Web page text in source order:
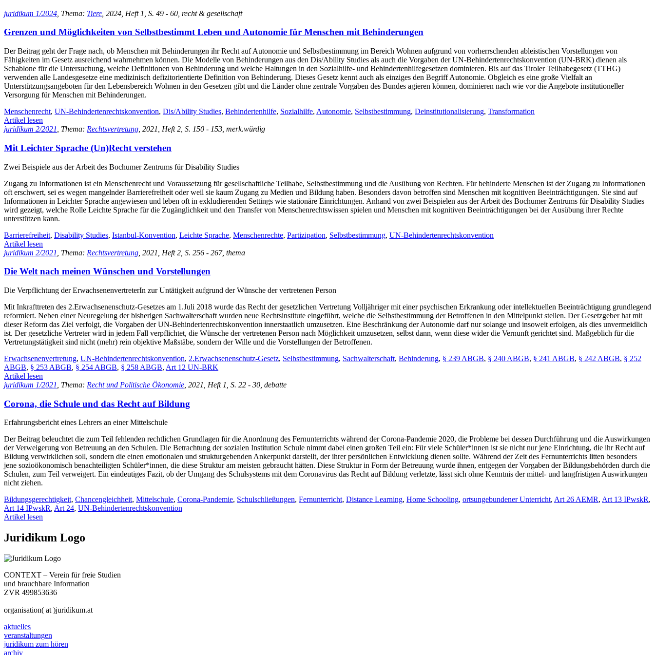
juridikum 1/2024 , Thema: Tiere , 2024, Heft 1, S. 49 - 60, recht & gesellschaft
Grenzen und Möglichkeiten von Selbstbestimmt Leben und Autonomie für Menschen mit Behinderungen
Der Beitrag geht der Frage nach, ob Menschen mit Behinderungen ihr Recht auf Autonomie und Selbstbestimmung im Bereich Wohnen aufgrund von vorherrschenden ableistischen Vorstellungen von
Fähigkeiten im Gesetz ausreichend wahrnehmen können. Die Modelle von Behinderungen aus den Dis/Ability Studies als auch die Vorgaben der UN-Behindertenrechtskonvention (UN-BRK) dienen als
Schablone für die Untersuchung, welche Definitionen von Behinderung und welche Haltungen in den Sozialhilfe- und Behindertenhilfegesetzen dominieren. Bis auf das Tiroler Teilhabegesetz (TTHG)
verwenden alle Landesgesetze eine medizinisch defizitorientierte Definition von Behinderung. Dieses Gesetz kennt auch als einziges den Begriff Autonomie. Obgleich es eine große Vielfalt an
Unterstützungsangeboten für den Lebensbereich Wohnen in den Gesetzen gibt und die Länder ohne zentrale Vorgaben des Bundes agieren können, dominieren nach wie vor die Angebote institutioneller
Versorgung für Menschen mit Behinderungen.
Menschenrecht, UN-Behindertenrechtskonvention, Dis/Ability Studies, Behindertenhilfe, Sozialhilfe, Autonomie, Selbstbestimmung, Deinstitutionalisierung, Transformation
Artikel lesen
juridikum 2/2021
, Thema: Rechtsvertretung , 2021, Heft 2, S. 150 - 153, merk.würdig
Mit Leichter Sprache (Un)Recht verstehen
Zwei Beispiele aus der Arbeit des Bochumer Zentrums für Disability Studies
Zugang zu Informationen ist ein Menschenrecht und Voraussetzung für gesellschaftliche Teilhabe, Selbstbestimmung und die Ausübung von Rechten. Für behinderte Menschen ist der Zugang zu Informationen
oft erschwert, sei es wegen mangelnder Barrierefreiheit oder weil sie kaum Zugang zu Medien und Bildung haben. Besonders davon betroffen sind Menschen mit kognitiven Beeinträchtigungen. Sie sind auf
Informationen in Leichter Sprache angewiesen und leben oft in exkludierenden Settings wie stationäre Einrichtungen. Anhand von zwei Beispielen aus der Arbeit des Bochumer Zentrums für Disability Studies
wird gezeigt, welche Rolle Leichte Sprache für die Zugänglichkeit und den Transfer von Menschenrechtswissen spielen und Menschen mit kognitiven Beeinträchtigungen bei der Ausübung ihrer Rechte
unterstützen kann.
Barrierefreiheit, Disability Studies, Istanbul-Konvention, Leichte Sprache, Menschenrechte, Partizipation, Selbstbestimmung, UN-Behindertenrechtskonvention
Artikel lesen
juridikum 2/2021
, Thema: Rechtsvertretung , 2021, Heft 2, S. 256 - 267, thema
Die Welt nach meinen Wünschen und Vorstellungen
Die Verpflichtung der ErwachsenenvertreterIn zur Untätigkeit aufgrund der Wünsche der vertretenen Person
Mit Inkrafttreten des 2.Erwachsenenschutz-Gesetzes am 1.Juli 2018 wurde das Recht der gesetzlichen Vertretung Volljähriger mit einer psychischen Erkrankung oder intellektuellen Beeinträchtigung grundlegend
reformiert. Neben einer Neuregelung der bisherigen Sachwalterschaft wurden neue Rechtsinstitute eingeführt, welche die Selbstbestimmung der Betroffenen in den Mittelpunkt stellen. Der Gesetzgeber hat mit
dieser Reform das Ziel verfolgt, die Vorgaben der UN-Behindertenrechtskonvention innerstaatlich umzusetzen. Eine Beschränkung der Autonomie darf nur solange und insoweit erfolgen, als dies unvermeidlich
ist. Der gesetzliche Vertreter wird in jedem Fall verpflichtet, die Wünsche der vertretenen Person nach Möglichkeit umzusetzen, selbst dann, wenn diese wider die Vernunft gerichtet sind. Maßgeblich für die
Vertretungstätigkeit sind nicht (mehr) rein objektive Maßstäbe, sondern der Wille und die Vorstellungen der Betroffenen.
Erwachsenenvertretung, UN-Behindertenrechtskonvention, 2.Erwachsenenschutz-Gesetz, Selbstbestimmung, Sachwalterschaft, Behinderung, § 239 ABGB, § 240 ABGB, § 241 ABGB, § 242 ABGB, § 252
ABGB, § 253 ABGB, § 254 ABGB, § 258 ABGB, Art 12 UN-BRK
Artikel lesen
juridikum 1/2021
, Thema: Recht und Politische Ökonomie , 2021, Heft 1, S. 22 - 30, debatte
Corona, die Schule und das Recht auf Bildung
Erfahrungsbericht eines Lehrers an einer Mittelschule
Der Beitrag beleuchtet die zum Teil fehlenden rechtlichen Grundlagen für die Anordnung des Fernunterrichts während der Corona-Pandemie 2020, die Probleme bei dessen Durchführung und die Auswirkungen
der Verweigerung von Betreuung an den Schulen. Die Betrachtung der sozialen Institution Schule nimmt dabei einen großen Teil ein: Für viele Schüler*innen ist sie nicht nur jene Einrichtung, die ihr Recht auf
Bildung verwirklichen soll, sondern die einen emotionalen und strukturgebenden Ankerpunkt darstellt, der ihrer persönlichen Entwicklung dienen sollte. Während der Zeit des Fernunterrichts litten besonders
jene sozioökonomisch benachteiligten Schüler*innen, die diese Struktur am meisten gebraucht hätten. Diese Struktur in Form der Betreuung wurde ihnen, entgegen der Vorgaben der Bildungsbehörden durch die
Schulen, zum Teil verweigert. Ein eindeutiges Fazit, ob der Umgang des Schulsystems mit dem Coronavirus das Recht auf Bildung verletzte, lässt sich ohne Kenntnis der mittel- und langfristigen Auswirkungen
nicht ziehen.
Bildungsgerechtigkeit, Chancengleichheit, Mittelschule, Corona-Pandemie, Schulschließungen, Fernunterricht, Distance Learning, Home Schooling, ortsungebundener Unterricht, Art 26 AEMR, Art 13 IPwskR,
Art 14 IPwskR, Art 24, UN-Behindertenrechtskonvention
Artikel lesen
Juridikum Logo
CONTEXT – Verein für freie Studien
und brauchbare Information
ZVR 499853636
organisation( at )juridikum.at
aktuelles
veranstaltungen
juridikum zum hören
archiv